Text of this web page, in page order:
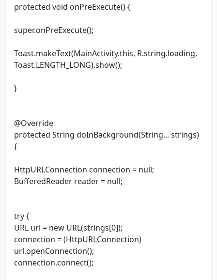
protected void onPreExecute() {
super.onPreExecute();
Toast.makeText(MainActivity.this, R.string.loading,
Toast.LENGTH_LONG).show();
}
@Override
protected String doInBackground(String... strings)
{
HttpURLConnection connection = null;
BufferedReader reader = null;
try {
URL url = new URL(strings[0]);
connection = (HttpURLConnection)
url.openConnection();
connection.connect();